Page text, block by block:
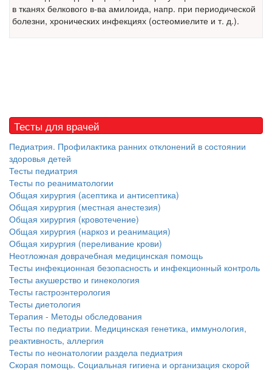
встрече с журналистами ведущих...
острой кардиотоксичности и
Закон о праве родителей находиться с детьми в
реанимации внесен в Госдуму
Соответствующий
палату на
рассмотрение. Суть его
заключается в
нахождении одного из
бесплатно, в течении всего срока лечения...
в тканях белкового в-ва амилоида, напр. при периодической
болезни, хронических инфекциях (остеомиелите и т. д.).
Тесты для врачей
Педиатрия. Профилактика ранних отклонений в состоянии
здоровья детей
Тесты педиатрия
Тесты по реаниматологии
Общая хирургия (асептика и антисептика)
Общая хирургия (местная анестезия)
Общая хирургия (кровотечение)
Общая хирургия (наркоз и реанимация)
Общая хирургия (переливание крови)
Неотложная доврачебная медицинская помощь
Тесты инфекционная безопасность и инфекционный контроль
Тесты акушерство и гинекология
Тесты гастроэнтерология
Тесты диетология
Терапия - Методы обследования
Тесты по педиатрии. Медицинская генетика, иммунология,
реактивность, аллергия
Тесты по неонатологии раздела педиатрия
Скорая помощь. Социальная гигиена и организация скорой